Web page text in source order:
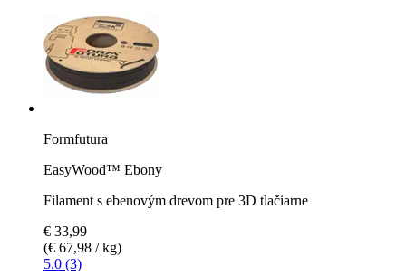
Formfutura
EasyWood™ Ebony
Filament s ebenovým drevom pre 3D tlačiarne
€ 33,99
(€ 67,98 / kg)
5.0 (3)